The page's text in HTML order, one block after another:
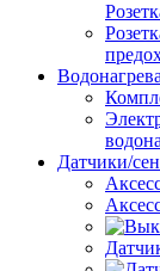
Датчики/